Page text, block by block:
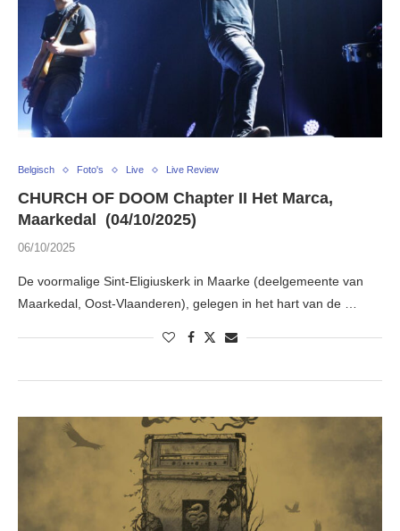
Belgisch Foto's Live Live Review
CHURCH OF DOOM Chapter II Het Marca,
Maarkedal (04/10/2025)
06/10/2025
De voormalige Sint-Eligiuskerk in Maarke (deelgemeente van
Maarkedal, Oost-Vlaanderen), gelegen in het hart van de …